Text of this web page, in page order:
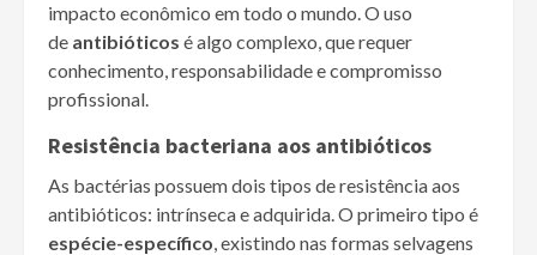
impacto econômico em todo o mundo. O uso
de antibióticos é algo complexo, que requer
conhecimento, responsabilidade e compromisso
profissional.
Resistência bacteriana aos antibióticos
As bactérias possuem dois tipos de resistência aos
antibióticos: intrínseca e adquirida. O primeiro tipo é
espécie-específico, existindo nas formas selvagens